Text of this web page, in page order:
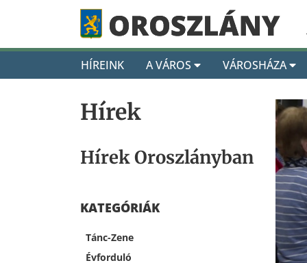
HÍREINK A VÁROS VÁROSHÁZA
Hírek
Hírek Oroszlányban
KATEGÓRIÁK
Tánc-Zene
Évforduló